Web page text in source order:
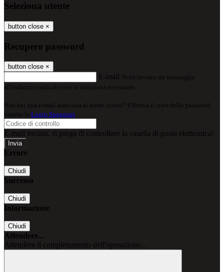
Seleziona utente
button close ×
Recupero password
button close ×
E-mail Verrà inviato un messaggio
all'indirizzo indicato con le istruzioni necessarie.
Non hai una e-mail associata al nome utente? Effettua il reset della password
tramite la Login Spaggiari
E-mail inviata, si prega di controllare la casella di posta elettronica!
Errore
Chiudi
Successo
Chiudi
Informazione
Chiudi
Attendere...
Attendere il completamento dell'operazione...